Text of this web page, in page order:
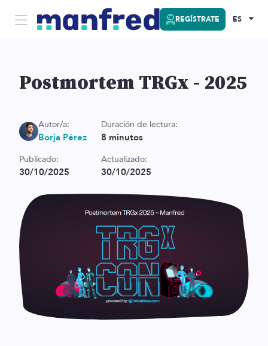
REGÍSTRATE ES
Postmortem TRGx - 2025
Autor/a:
Borja Pérez
Publicado:
30/10/2025
Actualizado:
30/10/2025
Duración de lectura:
8 minutos